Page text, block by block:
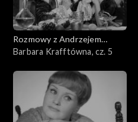
Rozmowy z Andrzejem
Doboszem
Barbara Krafftówna, cz. 5